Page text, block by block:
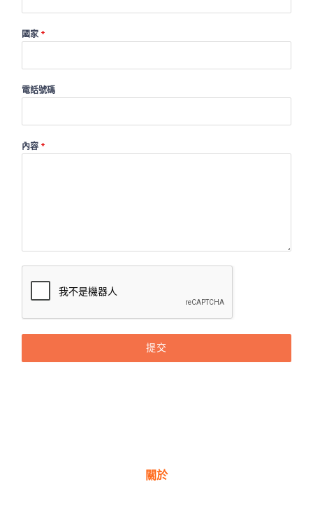
國家 *
電話號碼
內容 *
提交
關於